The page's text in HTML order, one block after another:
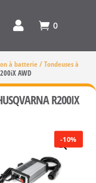
0
à batterie / Tondeuses à
AWD
R200IX
-10%